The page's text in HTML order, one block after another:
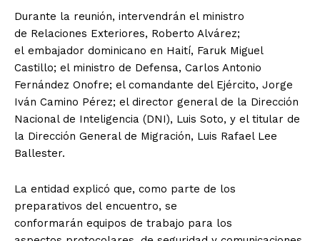
Durante la reunión, intervendrán el ministro
de Relaciones Exteriores, Roberto Alvárez;
el embajador dominicano en Haití, Faruk Miguel
Castillo; el ministro de Defensa, Carlos Antonio
Fernández Onofre; el comandante del Ejército, Jorge
Iván Camino Pérez; el director general de la Dirección
Nacional de Inteligencia (DNI), Luis Soto, y el titular de
la Dirección General de Migración, Luis Rafael Lee
Ballester.
La entidad explicó que, como parte de los
preparativos del encuentro, se
conformarán equipos de trabajo para los